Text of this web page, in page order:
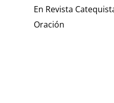
En Revista
Oración